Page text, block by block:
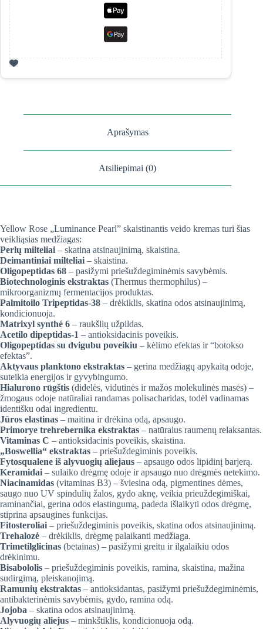
Aprašymas
Atsiliepimai (0)
Yellow Rose „Luminance Pearl” skaistinantis veido kremas turi šias
veikliąsias medžiagas:
Perlų milteliai – skatina atsinaujinimą, skaistina.
Deimantiniai milteliai – skaistina.
Oligopeptidas 68 – pasižymi priešuždegiminėmis savybėmis.
Biotechnologinis ekstraktas (Thermus thermophilus) –
mikroorganizmų fermentacijos produktas.
Palmitoilo Tripeptidas-38 – drėkiklis, skatina odos atsinaujinimą,
kondicionuoja.
Matrixyl synthé 6 – raukšlių užpildas.
Acetilo dipeptidas-1 – antioksidacinis poveikis.
Oligopeptidas su dvigubu poveikiu – kėlimo efektas ir “botokso
efektas”.
Aktyvaus planktono ekstraktas – gerina medžiagų apykaitą odoje,
suteikia energijos ir gyvybingumo.
Hialurono rūgštis (didelės, vidutinės ir mažos molekulinės masės) –
žmogaus odoje natūraliai randamas polisacharidas, todėl vadinamas
identišku odai ingredientu.
Jūros elastinas – maitina ir drėkina odą, apsaugo.
Primorye trehrebernika ekstraktas – natūralus raumenų relaksantas.
Vitaminas C – antioksidacinis poveikis, skaistina.
„Boswellia“ ekstraktas – priešuždegiminis poveikis.
Fytosqualene iš alyvuogių aliejaus – apsaugo odos lipidinį barjerą.
Keramidai – sulaiko drėgmę odoje ir apsaugo nuo drėgmės netekimo.
Niacinamidas (vitaminas B3) – šviesina odą, pigmentines dėmes,
saugo nuo UV spindulių žalos, gydo aknę, veikia prieuždegimiškai,
raminančiai, gerina odos elastingumą, padeda išlaikyti odos drėgmę,
stiprina apsaugines funkcijas.
Fitosteroliai – priešuždegiminis poveikis, skatina odos atsinaujinimą.
Trehalozė – drėkiklis, drėgmę palaikanti medžiaga.
Trimetilglicinas (betainas) – pasižymi greitu ir ilgalaikiu odos
drėkinimu.
Bisabololis – priešuždegiminis poveikis, ramina, skaistina, mažina
sudirgimą, pleiskanojimą.
Ramunių ekstraktas – antioksidantas, pasižymi priešuždegiminėmis,
antibakterinėmis savybėmis, gydo, ramina odą.
Jojoba – skatina odos atsinaujinimą.
Alyvuogių aliejus – minkštiklis, kondicionuoja odą.